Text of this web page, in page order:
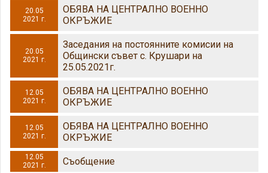
20.05
2021 г.
ОБЯВА НА ЦЕНТРАЛНО ВОЕННО
ОКРЪЖИЕ
20.05
2021 г.
Заседания на постоянните комисии на
Общински съвет с. Крушари на
25.05.2021г.
12.05
2021 г.
ОБЯВА НА ЦЕНТРАЛНО ВОЕННО
ОКРЪЖИЕ
12.05
2021 г.
ОБЯВА НА ЦЕНТРАЛНО ВОЕННО
ОКРЪЖИЕ
12.05
2021 г.
Съобщение